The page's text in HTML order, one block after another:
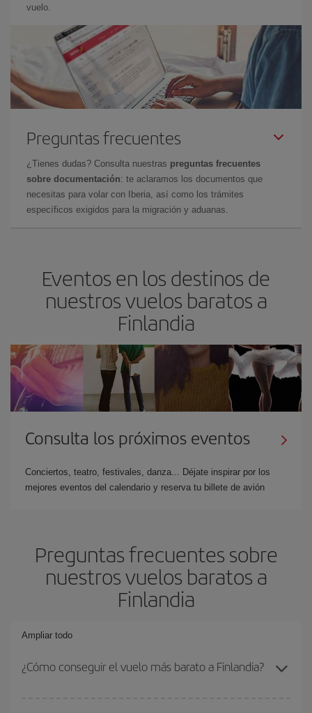
vuelo.
Preguntas frecuentes
¿Tienes dudas? Consulta nuestras preguntas frecuentes
sobre documentación: te aclaramos los documentos que
necesitas para volar con Iberia, así como los trámites
específicos exigidos para la migración y aduanas.
Eventos en los destinos de
nuestros vuelos baratos a
Finlandia
Consulta los próximos eventos
Conciertos, teatro, festivales, danza... Déjate inspirar por los
mejores eventos del calendario y reserva tu billete de avión
Preguntas frecuentes sobre
nuestros vuelos baratos a
Finlandia
Ampliar todo
¿Cómo conseguir el vuelo más barato a Finlandia?